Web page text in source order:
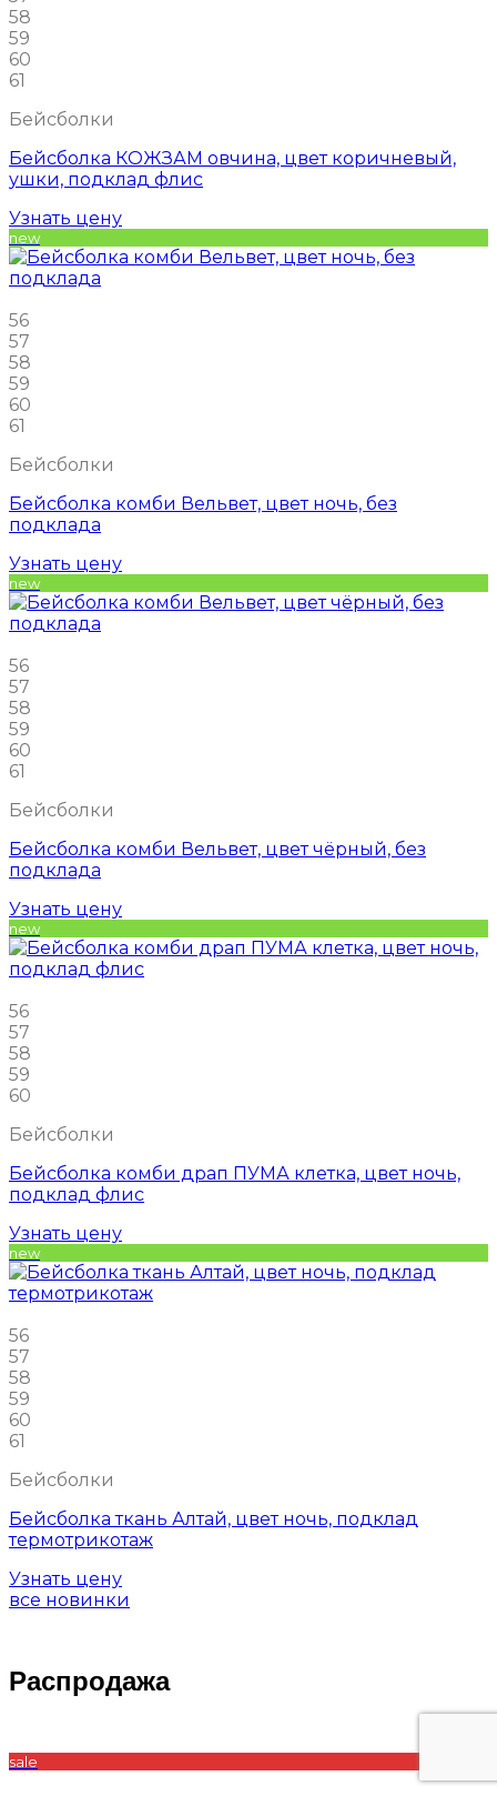
58
59
60
61
Бейсболки
Бейсболка КОЖЗАМ овчина, цвет коричневый,
ушки, подклад флис
Узнать цену
new
56
57
58
59
60
61
Бейсболки
Бейсболка комби Вельвет, цвет ночь, без
подклада
Узнать цену
new
56
57
58
59
60
61
Бейсболки
Бейсболка комби Вельвет, цвет чёрный, без
подклада
Узнать цену
new
56
57
58
59
60
Бейсболки
Бейсболка комби драп ПУМА клетка, цвет ночь,
подклад флис
Узнать цену
new
56
57
58
59
60
61
Бейсболки
Бейсболка ткань Алтай, цвет ночь, подклад
термотрикотаж
Узнать цену
все новинки
Распродажа
sale